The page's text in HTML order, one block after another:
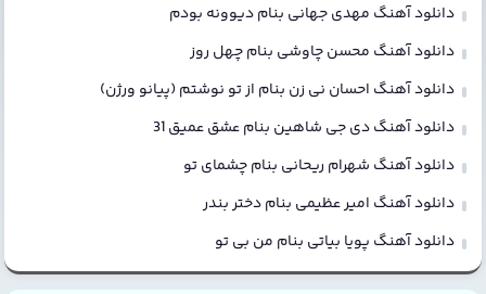
دانلود آهنگ مهدی جهانی بنام دیوونه بودم
دانلود آهنگ محسن چاوشی بنام چهل روز
دانلود آهنگ احسان نی زن بنام از تو نوشتم (پیانو ورژن)
دانلود آهنگ دی جی شاهین بنام عشق عمیق 31
دانلود آهنگ شهرام ریحانی بنام چشمای تو
دانلود آهنگ امیر عظیمی بنام دختر بندر
دانلود آهنگ پویا بیاتی بنام من بی تو